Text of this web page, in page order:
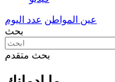
عين المواطن عدد اليوم
بحث
بحث متقدم